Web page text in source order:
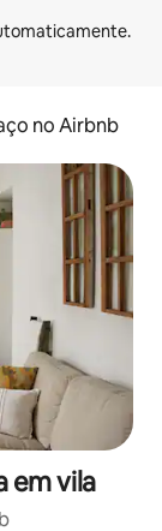
no Airbnb
em vila